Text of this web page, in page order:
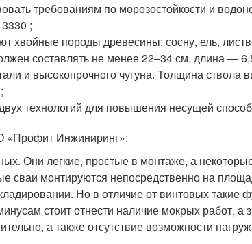
требованиям по морозостойкости и
;
хвойные породы древесины: сосну, ель,
составлять не менее 22–34 см, длина —
и высокопрочного чугуна. Толщина ствола
технологий для повышения несущей
«Профит Инжиниринг»:
Они легкие, простые в монтаже, а
сваи монтируются непосредственно на
Но в отличие от винтовых такие
стоит отнести наличие мокрых работ, а
а также отсутствие возможности